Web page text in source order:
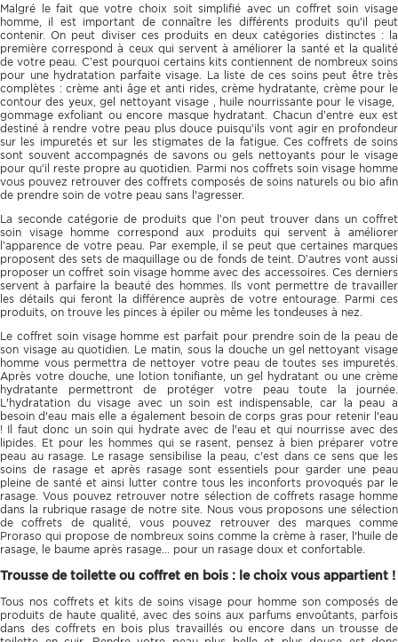
Malgré le fait que votre choix soit simplifié avec un coffret soin visage
homme, il est important de connaître les différents produits qu’il peut
contenir. On peut diviser ces produits en deux catégories distinctes : la
première correspond à ceux qui servent à améliorer la santé et la qualité
de votre peau. C’est pourquoi certains kits contiennent de nombreux soins
pour une hydratation parfaite visage. La liste de ces soins peut être très
complètes : crème anti âge et anti rides, crème hydratante, crème pour le
contour des yeux, gel nettoyant visage , huile nourrissante pour le visage,
gommage exfoliant ou encore masque hydratant. Chacun d’entre eux est
destiné à rendre votre peau plus douce puisqu’ils vont agir en profondeur
sur les impuretés et sur les stigmates de la fatigue. Ces coffrets de soins
sont souvent accompagnés de savons ou gels nettoyants pour le visage
pour qu’il reste propre au quotidien. Parmi nos coffrets soin visage homme
vous pouvez retrouver des coffrets composés de soins naturels ou bio afin
de prendre soin de votre peau sans l'agresser.
La seconde catégorie de produits que l’on peut trouver dans un coffret
soin visage homme correspond aux produits qui servent à améliorer
l’apparence de votre peau. Par exemple, il se peut que certaines marques
proposent des sets de maquillage ou de fonds de teint. D’autres vont aussi
proposer un coffret soin visage homme avec des accessoires. Ces derniers
servent à parfaire la beauté des hommes. Ils vont permettre de travailler
les détails qui feront la différence auprès de votre entourage. Parmi ces
produits, on trouve les pinces à épiler ou même les tondeuses à nez.
Le coffret soin visage homme est parfait pour prendre soin de la peau de
son visage au quotidien. Le matin, sous la douche un gel nettoyant visage
homme vous permettra de nettoyer votre peau de toutes ses impuretés.
Après votre douche, une lotion tonifiante, un gel hydratant ou une crème
hydratante permettront de protéger votre peau toute la journée.
L'hydratation du visage avec un soin est indispensable, car la peau a
besoin d'eau mais elle a également besoin de corps gras pour retenir l'eau
! Il faut donc un soin qui hydrate avec de l'eau et qui nourrisse avec des
lipides. Et pour les hommes qui se rasent, pensez à bien préparer votre
peau au rasage. Le rasage sensibilise la peau, c'est dans ce sens que les
soins de rasage et après rasage sont essentiels pour garder une peau
pleine de santé et ainsi lutter contre tous les inconforts provoqués par le
rasage. Vous pouvez retrouver notre sélection de coffrets rasage homme
dans la rubrique rasage de notre site. Nous vous proposons une sélection
de coffrets de qualité, vous pouvez retrouver des marques comme
Proraso qui propose de nombreux soins comme la crème à raser, l'huile de
rasage, le baume après rasage... pour un rasage doux et confortable.
Trousse de toilette ou coffret en bois : le choix vous appartient !
Tous nos coffrets et kits de soins visage pour homme son composés de
produits de haute qualité, avec des soins aux parfums envoûtants, parfois
dans des coffrets en bois plus travaillés ou encore dans un trousse de